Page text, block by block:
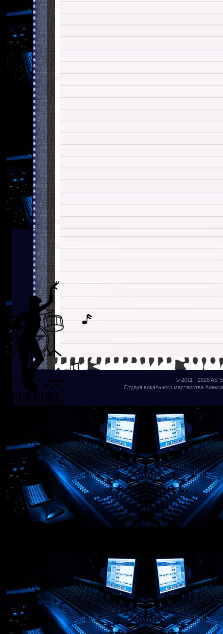
© 2011 - 2026AS-
Студия вокального мастерства